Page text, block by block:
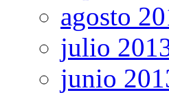
agosto
julio
junio